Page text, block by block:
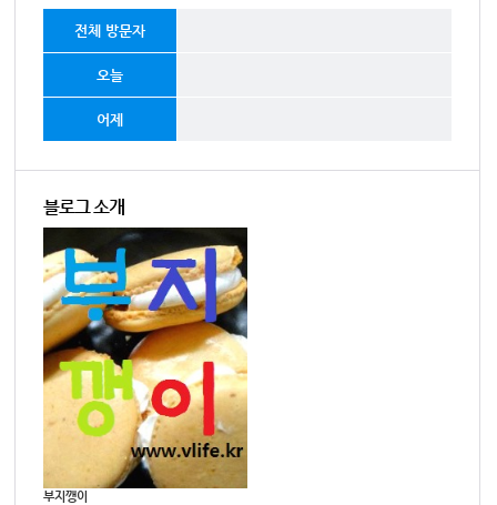
전체 방문자
오늘
어제
블로그 소개
부지깽이